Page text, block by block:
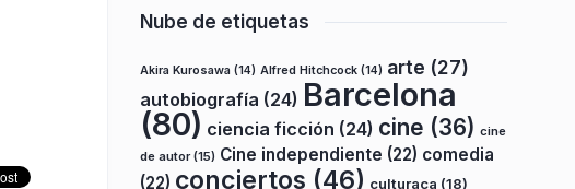
Nube de etiquetas
Akira Kurosawa (14) Alfred Hitchcock (14) arte (27)
autobiografía (24) Barcelona
(80) ciencia ficción (24) cine (36) cine
de autor(15) Cine independiente (22) comedia
(22) conciertos (46) culturaca (18)